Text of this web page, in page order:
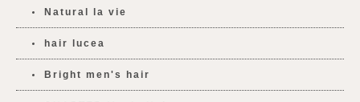
Natural la vie
hair lucea
Bright men's hair